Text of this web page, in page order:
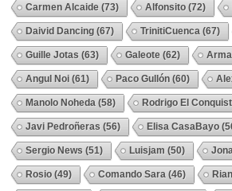
Carmen Alcaide (73) Alfonsito (72)
Daivid Dancing (67) TrinitiCuenca (67)
Guille Jotas (63) Galeote (62)
Angul Noi (61) Paco Gullón (60)
Manolo Noheda (58) Rodrigo El
Javi Pedroñeras (56) Elisa CasaBayo
Sergio News (51) Luisjam (50)
Rosio (49) Comando Sara (46) Rian